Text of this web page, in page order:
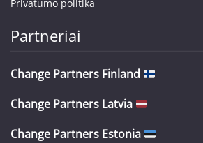
Privatumo politika
Partneriai
Change Partners Finland
Change Partners Latvia
Change Partners Estonia